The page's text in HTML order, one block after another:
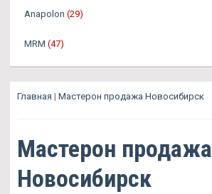
Anapolon (29)
MRM (47)
Главная | Мастерон продажа Новосибирск
Мастерон продажа
Новосибирск